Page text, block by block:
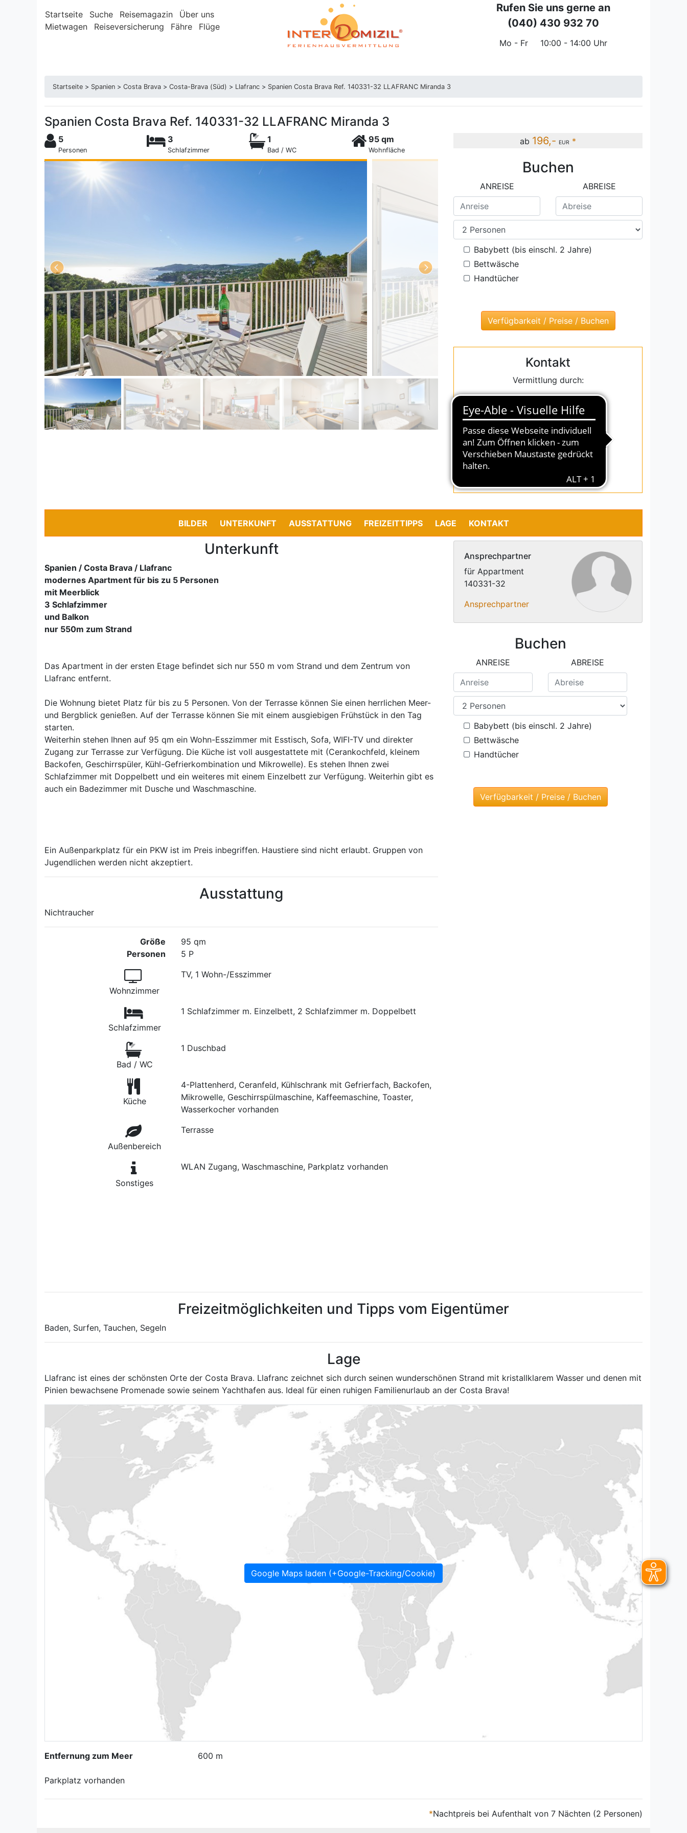
Startseite Suche Reisemagazin
Über uns
Mietwagen
Reiseversicherung Fähre Flüge
Rufen Sie uns gerne an
(040) 430 932 70
Mo - Fr 10:00 - 14:00 Uhr
Startseite > Spanien > Costa Brava > Costa-Brava (Süd) > Llafranc > Spanien Costa Brava Ref. 140331-32 LLAFRANC Miranda 3
Spanien Costa Brava Ref. 140331-32 LLAFRANC Miranda 3
5
Personen
3
Schlafzimmer
1
Bad / WC
95 qm
Wohnfläche
ab 196,- EUR *
Buchen
ANREISE ABREISE
Babybett (bis einschl. 2 Jahre)
Bettwäsche
Handtücher
Kontakt
Vermittlung durch:
InterDomizil GmbH
Julius-Vosseler-Straße 100
D-22527 Hamburg
Email: info@interdomizil.de
Fax.: +49-(0)40-43093283
BILDER UNTERKUNFT AUSSTATTUNG FREIZEITTIPPS LAGE KONTAKT
Unterkunft
Spanien / Costa Brava / Llafranc
modernes Apartment für bis zu 5 Personen
mit Meerblick
3 Schlafzimmer
und Balkon
nur 550m zum Strand
Das Apartment in der ersten Etage befindet sich nur 550 m vom Strand und dem Zentrum von
Llafranc entfernt.
Die Wohnung bietet Platz für bis zu 5 Personen. Von der Terrasse können Sie einen herrlichen Meer-
und Bergblick genießen. Auf der Terrasse können Sie mit einem ausgiebigen Frühstück in den Tag
starten.
Weiterhin stehen Ihnen auf 95 qm ein Wohn-Esszimmer mit Esstisch, Sofa, WIFI-TV und direkter
Zugang zur Terrasse zur Verfügung. Die Küche ist voll ausgestattete mit (Cerankochfeld, kleinem
Backofen, Geschirrspüler, Kühl-Gefrierkombination und Mikrowelle). Es stehen Ihnen zwei
Schlafzimmer mit Doppelbett und ein weiteres mit einem Einzelbett zur Verfügung. Weiterhin gibt es
auch ein Badezimmer mit Dusche und Waschmaschine.
Ein Außenparkplatz für ein PKW ist im Preis inbegriffen. Haustiere sind nicht erlaubt. Gruppen von
Jugendlichen werden nicht akzeptiert.
Ausstattung
Nichtraucher
Größe
Personen
95 qm
5 P
Wohnzimmer
TV, 1 Wohn-/Esszimmer
Schlafzimmer
1 Schlafzimmer m. Einzelbett, 2 Schlafzimmer m. Doppelbett
Bad / WC
1 Duschbad
Küche
4-Plattenherd, Ceranfeld, Kühlschrank mit Gefrierfach, Backofen,
Mikrowelle, Geschirrspülmaschine, Kaffeemaschine, Toaster,
Wasserkocher vorhanden
Außenbereich
Terrasse
Sonstiges
WLAN Zugang, Waschmaschine, Parkplatz vorhanden
Ansprechpartner
für Appartment
140331-32
Ansprechpartner
Buchen
ANREISE ABREISE
Babybett (bis einschl. 2 Jahre)
Bettwäsche
Handtücher
Freizeitmöglichkeiten und Tipps vom Eigentümer
Baden, Surfen, Tauchen, Segeln
Lage
Llafranc ist eines der schönsten Orte der Costa Brava. Llafranc zeichnet sich durch seinen wunderschönen Strand mit kristallklarem Wasser und denen mit
Pinien bewachsene Promenade sowie seinem Yachthafen aus. Ideal für einen ruhigen Familienurlaub an der Costa Brava!
Google Maps laden (+Google-Tracking/Cookie)
Entfernung zum Meer 600 m
Parkplatz vorhanden
*Nachtpreis bei Aufenthalt von 7 Nächten (2 Personen)